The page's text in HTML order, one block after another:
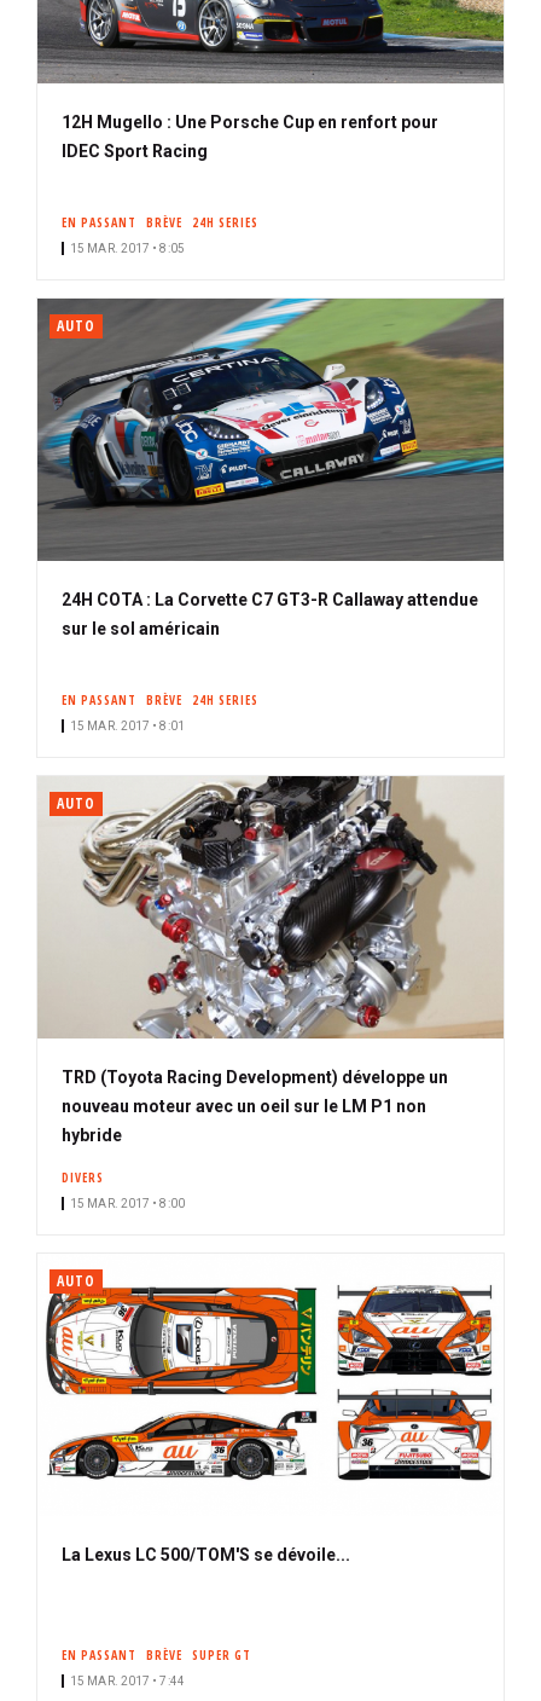
12H Mugello : Une Porsche Cup en renfort pour
IDEC Sport Racing
EN PASSANT BRÈVE 24H SERIES
15 MAR. 2017 • 8:05
AUTO
24H COTA : La Corvette C7 GT3-R Callaway attendue
sur le sol américain
EN PASSANT BRÈVE 24H SERIES
15 MAR. 2017 • 8:01
AUTO
TRD (Toyota Racing Development) développe un
nouveau moteur avec un oeil sur le LM P1 non
hybride
DIVERS
15 MAR. 2017 • 8:00
AUTO
La Lexus LC 500/TOM'S se dévoile...
EN PASSANT BRÈVE SUPER GT
15 MAR. 2017 • 7:44